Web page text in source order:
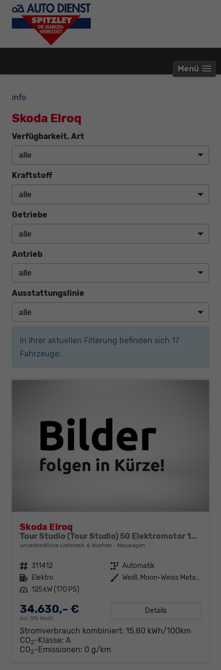
Menü
info
Skoda Elroq
Verfügbarkeit, Art
Kraftstoff
Getriebe
Antrieb
Ausstattungslinie
In Ihrer aktuellen Filterung befinden sich 17
Fahrzeuge:
Skoda Elroq
Tour Studio (Tour Studio) 50 Elektromotor 125 kW (cont. 70 kW)
unverbindliche Lieferzeit: 6 Wochen Neuwagen
Fahrzeugnr. 311412 Getriebe Automatik
Kraftstoff Elektro Außenfarbe
Weiß, Moon-Weiss Metallic (2Y)
Leistung 125 kW (170 PS)
34.630,– €
incl. 19% MwSt.
Details
Stromverbrauch kombiniert: 15,80 kWh/100km
CO2-Klasse: A
CO2-Emissionen: 0 g/km